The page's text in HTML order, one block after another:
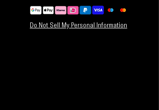
Do Not Sell My Personal Information